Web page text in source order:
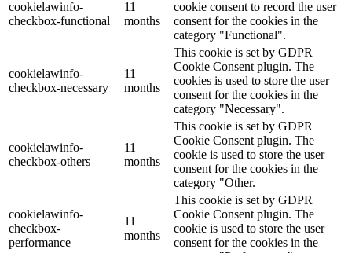
cookielawinfo-
checkbox-functional
11
months
cookie consent to record the user
consent for the cookies in the
category "Functional".
cookielawinfo-
checkbox-necessary
11
months
This cookie is set by GDPR
Cookie Consent plugin. The
cookies is used to store the user
consent for the cookies in the
category "Necessary".
cookielawinfo-
checkbox-others
11
months
This cookie is set by GDPR
Cookie Consent plugin. The
cookie is used to store the user
consent for the cookies in the
category "Other.
cookielawinfo-
checkbox-
performance
11
months
This cookie is set by GDPR
Cookie Consent plugin. The
cookie is used to store the user
consent for the cookies in the